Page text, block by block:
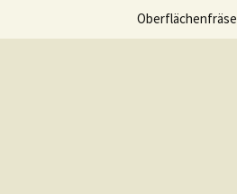
Oberflächenfräse